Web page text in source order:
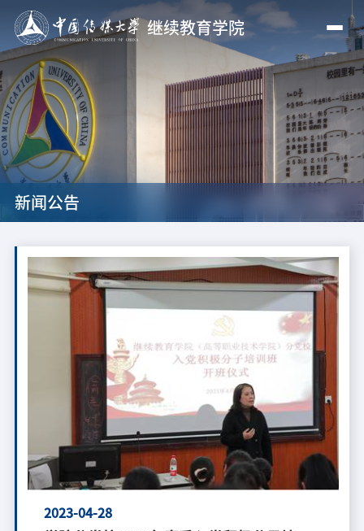
继续教育学院
新闻公告
2023-04-28